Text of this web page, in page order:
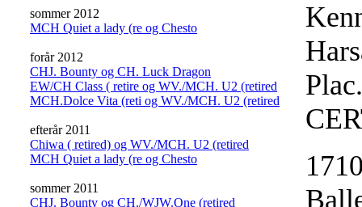
sommer 2012
MCH Quiet a lady (re og Chesto
forår 2012
CHJ. Bounty og CH. Luck Dragon
EW/CH Class ( retire og WV./MCH. U2 (retired
MCH.Dolce Vita (reti og WV./MCH. U2 (retired
efterår 2011
Chiwa ( retired) og WV./MCH. U2 (retired
MCH Quiet a lady (re og Chesto
sommer 2011
CHJ. Bounty og CH./WJW.One (retired